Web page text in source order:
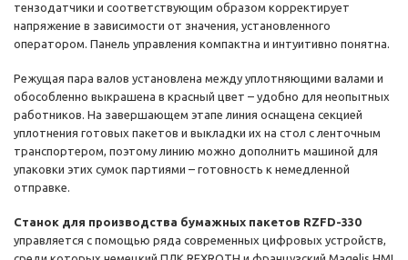
тензодатчики и соответствующим образом корректирует
напряжение в зависимости от значения, установленного
оператором. Панель управления компактна и интуитивно понятна.
Режущая пара валов установлена между уплотняющими валами и
обособленно выкрашена в красный цвет – удобно для неопытных
работников. На завершающем этапе линия оснащена секцией
уплотнения готовых пакетов и выкладки их на стол с ленточным
транспортером, поэтому линию можно дополнить машиной для
упаковки этих сумок партиями – готовность к немедленной
отправке.
Станок для производства бумажных пакетов RZFD-330
управляется с помощью ряда современных цифровых устройств,